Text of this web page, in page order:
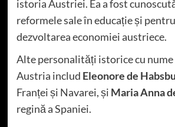
istoria Austriei. Ea a fost
reformele sale în educație și
dezvoltarea economiei austriece.
Alte personalități istorice cu nume
Austria includ Eleonore de
Franței și Navarei, și Maria Anna
regină a Spaniei.